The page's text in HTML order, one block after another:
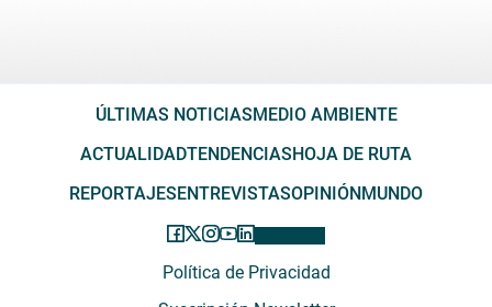
ÚLTIMAS NOTICIAS MEDIO AMBIENTE
ACTUALIDADTENDENCIAS HOJA DE RUTA
REPORTAJES ENTREVISTASOPINIÓN MUNDO
Política de Privacidad